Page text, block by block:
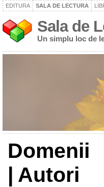
EDITURA SALA DE LECTURA
Sala de
Un simplu loc de
Domenii
| Autori